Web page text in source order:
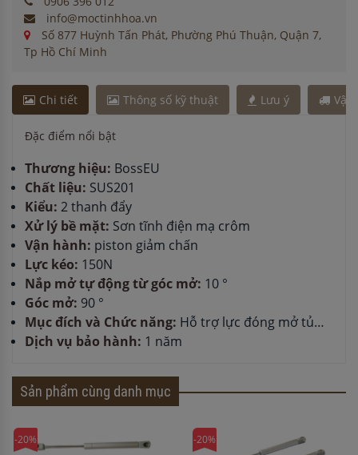
info@moctinhhoa.vn
Số 877 Huỳnh Tấn Phát, Phường Phú Thuận, Quận 7,
Tp Hồ Chí Minh
Chi tiết Thông số kỹ thuật Lưu ý Vận
Đặc điểm nổi bật
Thương hiệu: BossEU
Chất liệu: SUS201
Kiểu: 2 thanh đẩy
Xử lý bề mặt: Sơn tĩnh điện mạ crôm
Vận hành: piston giảm chấn
Lực kéo: 150N
Nắp mở tự động từ góc mở: 10 °
Góc mở: 90 °
Mục đích và Chức năng: Hỗ trợ lực đóng mở tủ…
Dịch vụ bảo hành: 1 năm
Sản phẩm cùng danh mục
-20% -20%